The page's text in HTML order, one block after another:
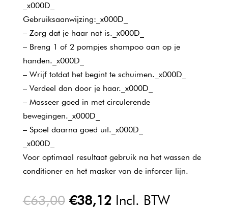
_x000D_
Gebruiksaanwijzing:_x000D_
– Zorg dat je haar nat is._x000D_
– Breng 1 of 2 pompjes shampoo aan op je
handen._x000D_
– Wrijf totdat het begint te schuimen._x000D_
– Verdeel dan door je haar._x000D_
– Masseer goed in met circulerende
bewegingen._x000D_
– Spoel daarna goed uit._x000D_
_x000D_
Voor optimaal resultaat gebruik na het wassen de
conditioner en het masker van de inforcer lijn.
€63,00 Oorspronkelijke
€38,12Huidige
Incl. BTW